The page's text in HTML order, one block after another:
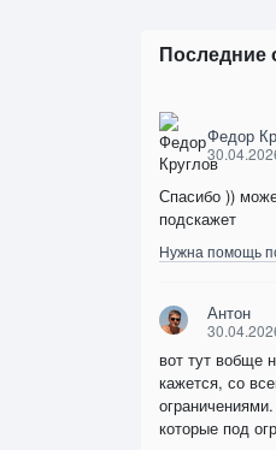
Последние
Федор
Спасибо ))
подскажет
Нужна помощь
Антон
вот тут вобще
кажется, со
которые под